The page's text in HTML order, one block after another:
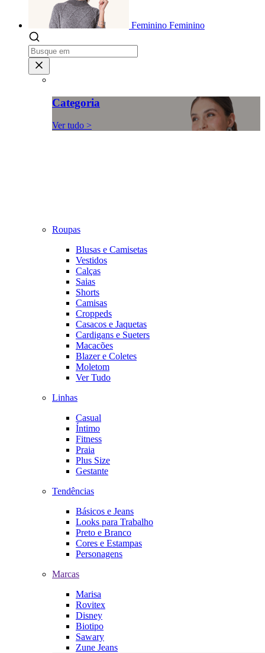
Feminino Feminino
Categoria
Ver tudo >
Roupas
Blusas e Camisetas
Vestidos
Calças
Saias
Shorts
Camisas
Croppeds
Casacos e Jaquetas
Cardigans e Sueters
Macacões
Blazer e Coletes
Moletom
Ver Tudo
Linhas
Casual
Íntimo
Fitness
Praia
Plus Size
Gestante
Tendências
Básicos e Jeans
Looks para Trabalho
Preto e Branco
Cores e Estampas
Personagens
Marcas
Marisa
Rovitex
Disney
Biotipo
Sawary
Zune Jeans